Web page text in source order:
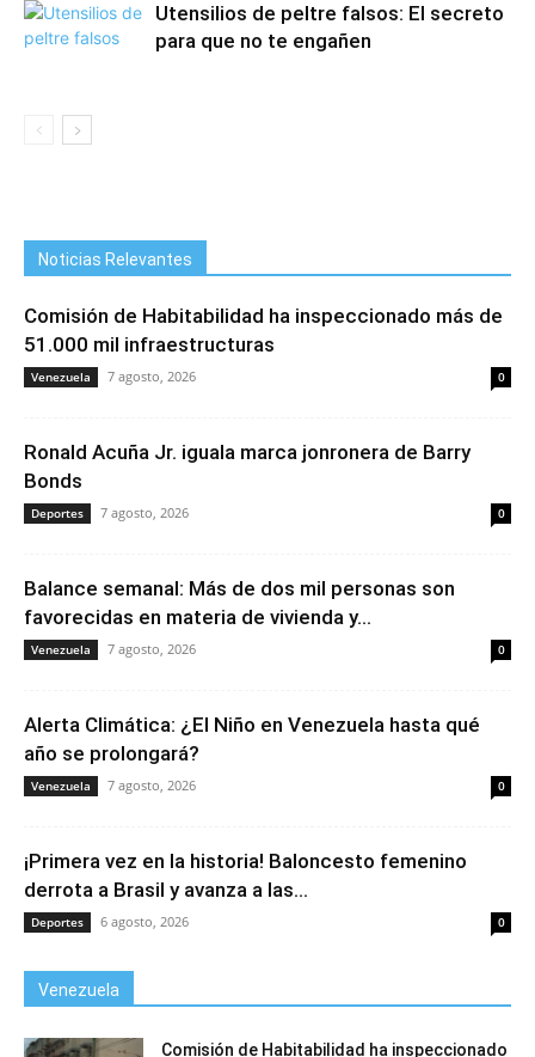
Utensilios de peltre falsos: El secreto
para que no te engañen
Noticias Relevantes
Comisión de Habitabilidad ha inspeccionado más de
51.000 mil infraestructuras
Venezuela 7 agosto, 2026 0
Ronald Acuña Jr. iguala marca jonronera de Barry
Bonds
Deportes 7 agosto, 2026 0
Balance semanal: Más de dos mil personas son
favorecidas en materia de vivienda y...
Venezuela 7 agosto, 2026 0
Alerta Climática: ¿El Niño en Venezuela hasta qué
año se prolongará?
Venezuela 7 agosto, 2026 0
¡Primera vez en la historia! Baloncesto femenino
derrota a Brasil y avanza a las...
Deportes 6 agosto, 2026 0
Venezuela
Comisión de Habitabilidad ha inspeccionado